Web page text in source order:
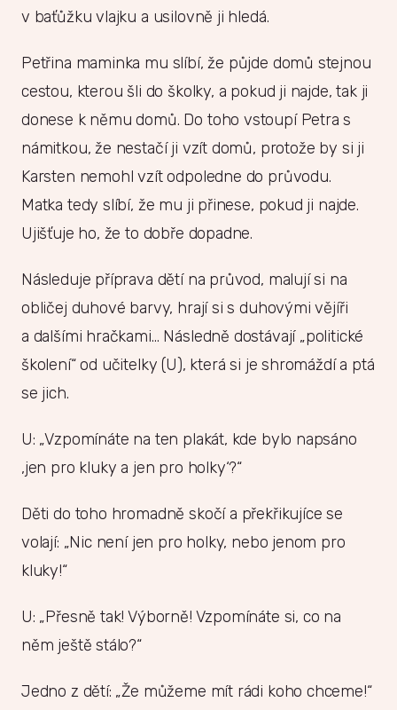
v baťůžku vlajku a usilovně ji hledá.
Petřina maminka mu slíbí, že půjde domů stejnou
cestou, kterou šli do školky, a pokud ji najde, tak ji
donese k němu domů. Do toho vstoupí Petra s
námitkou, že nestačí ji vzít domů, protože by si ji
Karsten nemohl vzít odpoledne do průvodu.
Matka tedy slíbí, že mu ji přinese, pokud ji najde.
Ujišťuje ho, že to dobře dopadne.
Následuje příprava dětí na průvod, malují si na
obličej duhové barvy, hrají si s duhovými vějíři
a dalšími hračkami… Následně dostávají „politické
školení“ od učitelky (U), která si je shromáždí a ptá
se jich.
U: „Vzpomínáte na ten plakát, kde bylo napsáno
‚jen pro kluky a jen pro holky‘?“
Děti do toho hromadně skočí a překřikujíce se
volají: „Nic není jen pro holky, nebo jenom pro
kluky!“
U: „Přesně tak! Výborně! Vzpomínáte si, co na
něm ještě stálo?“
Jedno z dětí: „Že můžeme mít rádi koho chceme!“